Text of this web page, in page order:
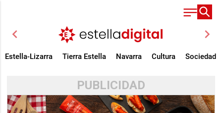
chevron_left chevron_right
Estella-Lizarra Tierra Estella Navarra Cultura Sociedad
PUBLICIDAD